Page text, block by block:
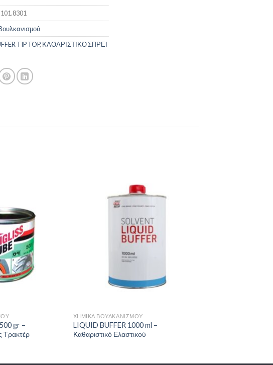
101.8301
TIP TOP, ΚΑΘΑΡΙΣΤΙΚΟ ΣΠΡΕΙ
στην λίστα
επιθυμιών
gr –
Τρακτέρ
ΧΗΜΙΚΆ ΒΟΥΛΚΑΝΙΣΜΟΎ
LIQUID BUFFER 1000 ml –
Καθαριστικό Ελαστικού